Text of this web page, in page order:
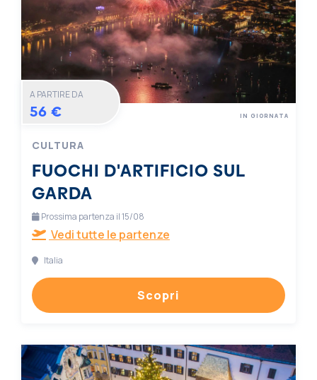
A PARTIRE DA
56 €
CULTURA
FUOCHI D'ARTIFICIO SUL
GARDA
IN GIORNATA
Prossima partenza il 15/08
Vedi tutte le partenze
Italia
Scopri